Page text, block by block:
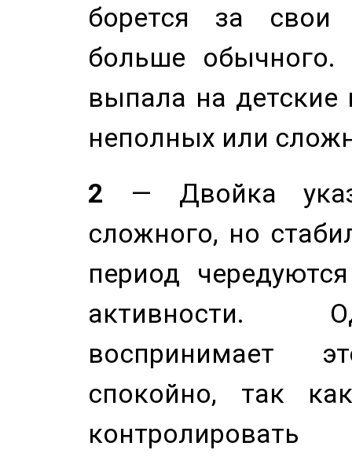
борется за свои
больше
выпала на детские
неполных или
2 — Двойка
сложного, но
период
активности.
воспринимает
спокойно, так